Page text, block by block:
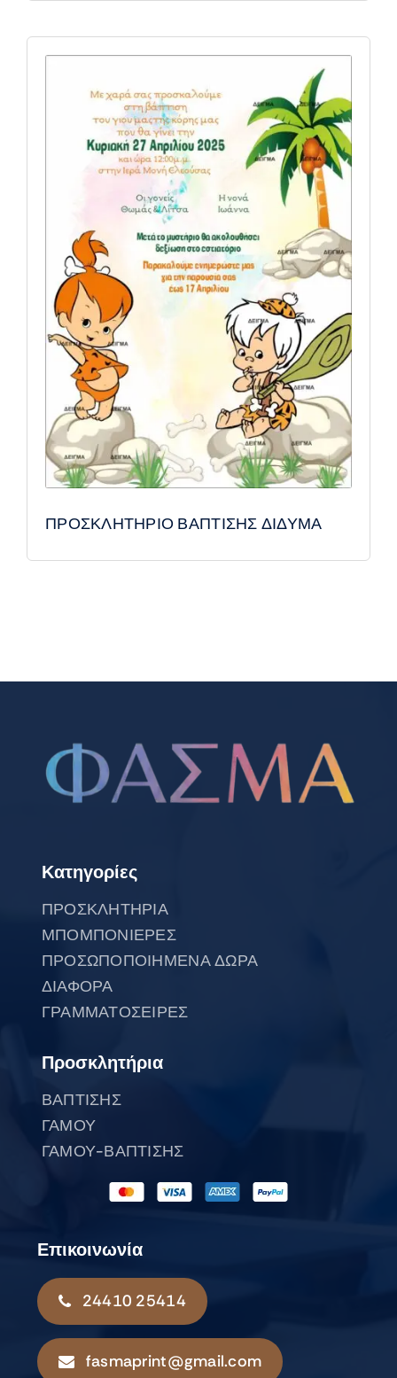
ΠΡΟΣΚΛΗΤΗΡΙΟ ΒΑΠΤΙΣΗΣ ΔΙΔΥΜΑ
Κατηγορίες
ΠΡΟΣΚΛΗΤΗΡΙΑ
ΜΠΟΜΠΟΝΙΕΡΕΣ
ΠΡΟΣΩΠΟΠΟΙΗΜΕΝΑ ΔΩΡΑ
ΔΙΑΦΟΡΑ
ΓΡΑΜΜΑΤΟΣΕΙΡΕΣ
Προσκλητήρια
ΒΑΠΤΙΣΗΣ
ΓΑΜΟΥ
ΓΑΜΟΥ-ΒΑΠΤΙΣΗΣ
Επικοινωνία
24410 25414
fasmaprint@gmail.com